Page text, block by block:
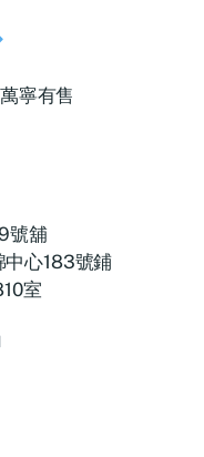
寧有售
號舖
心183號鋪
室